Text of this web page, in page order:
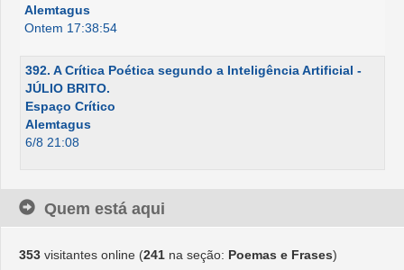
Alemtagus
Ontem 17:38:54
392. A Crítica Poética segundo a Inteligência Artificial -
JÚLIO BRITO.
Espaço Crítico
Alemtagus
6/8 21:08
Quem está aqui
353 visitantes online (241 na seção: Poemas e Frases)